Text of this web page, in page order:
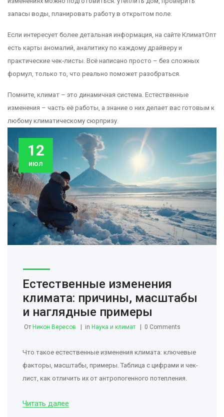
запасы воды, планировать работу в открытом поле.
Если интересует более детальная информация, на сайте КлиматОпт
есть карты аномалий, аналитику по каждому драйверу и
практические чек‑листы. Всё написано просто – без сложных
формул, только то, что реально поможет разобраться.
Помните, климат – это динамичная система. Естественные
изменения – часть её работы, а знание о них делает вас готовым к
любому климатическому сюрпризу.
12
июл
Естественные изменения
климата: причины, масштабы
и наглядные примеры
От Никон Вересов in Наука и климат 0 Comments
Что такое естественные изменения климата: ключевые
факторы, масштабы, примеры. Таблица с цифрами и чек-
лист, как отличить их от антропогенного потепления.
Читать далее